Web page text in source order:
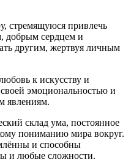
стремящуюся привлечь
добрым сердцем и
другим, жертвуя личным
к искусству и
эмоциональностью и
явлениям.
склад ума, постоянное
пониманию мира вокруг.
и способны
и любые сложности.